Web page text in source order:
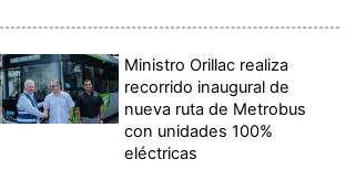
Ministro Orillac realiza
recorrido inaugural de
nueva ruta de Metrobus
con unidades 100%
eléctricas